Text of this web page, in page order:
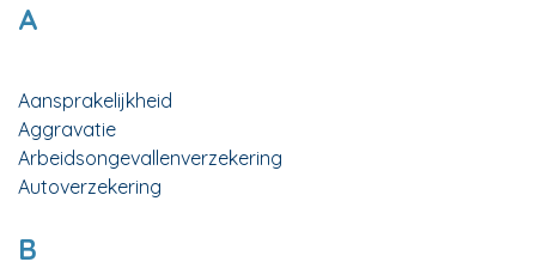
A
Aansprakelijkheid
Aggravatie
Arbeidsongevallenverzekering
Autoverzekering
B